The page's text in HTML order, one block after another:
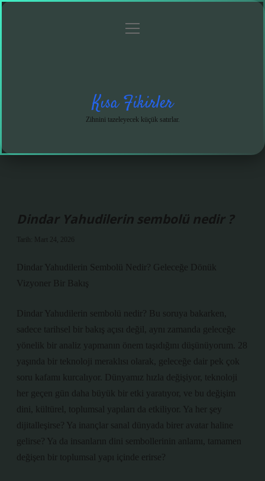
menüyü
Kısa Fikirler
Zihnini tazeleyecek küçük satırlar.
Dindar Yahudilerin sembolü nedir ?
Tarih: Mart 24, 2026
Dindar Yahudilerin Sembolü Nedir? Geleceğe Dönük
Vizyoner Bir Bakış
Dindar Yahudilerin sembolü nedir? Bu soruya bakarken,
sadece tarihsel bir bakış açısı değil, aynı zamanda geleceğe
yönelik bir analiz yapmanın önem taşıdığını düşünüyorum. 28
yaşında bir teknoloji meraklısı olarak, geleceğe dair pek çok
soru kafamı kurcalıyor. Dünyamız hızla değişiyor, teknoloji
her geçen gün daha büyük bir etki yaratıyor, ve bu değişim
dini, kültürel, toplumsal yapıları da etkiliyor. Ya her şey
dijitalleşirse? Ya inançlar sanal dünyada birer avatar haline
gelirse? Ya da insanların dini sembollerinin anlamı, tamamen
değişen bir toplumsal yapı içinde erirse?